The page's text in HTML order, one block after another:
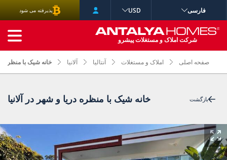
صفحه اصلی املاک و مستغلات آنتالیا آلانیا خانه شیک با منظره
بازگشت خانه شیک با منظره دریا و شهر در آلانیا
فارسی USD پذیرفته می شود
شرکت املاک و مستغلات پیشرو
جستجوی پیشرفته